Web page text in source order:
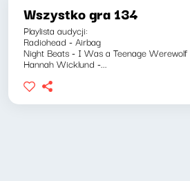
Wszystko gra 134
Playlista audycji:
Radiohead - Airbag
Night Beats - I Was a Teenage Werewolf
Hannah Wicklund -...